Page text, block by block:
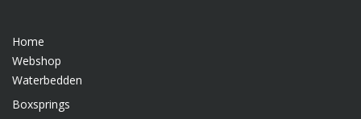
Home
Webshop
Waterbedden
Boxsprings